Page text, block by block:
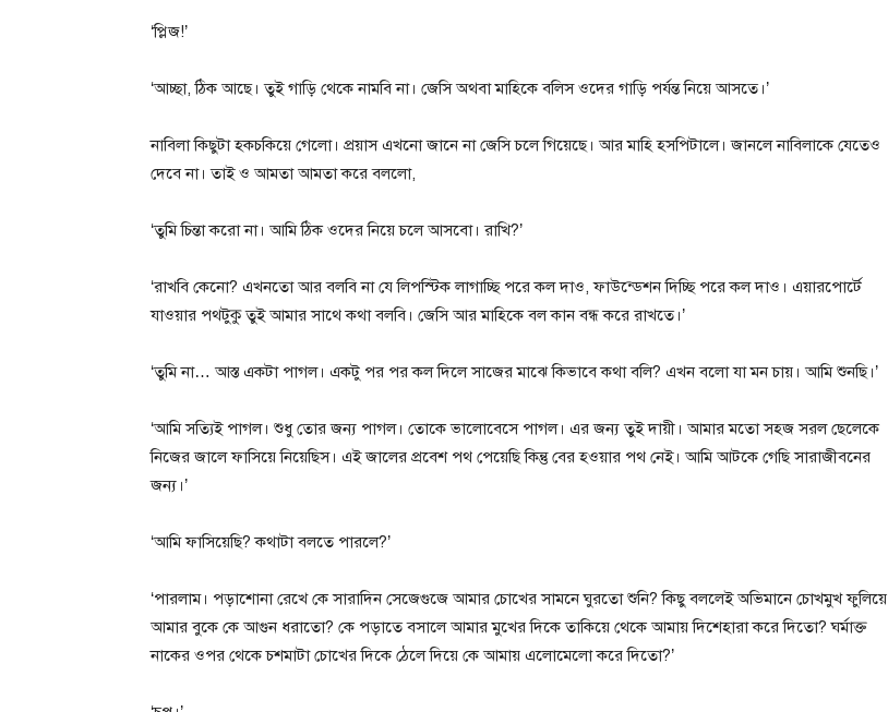
‘প্লিজ!’
‘আচ্ছা, ঠিক আছে। তুই গাড়ি থেকে নামবি না। জেসি অথবা মাহিকে বলিস ওদের গাড়ি পর্যন্ত নিয়ে আসতে।’
নাবিলা কিছুটা হকচকিয়ে গেলো। প্রয়াস এখনো জানে না জেসি চলে গিয়েছে। আর মাহি হসপিটালে। জানলে নাবিলাকে যেতেও
দেবে না। তাই ও আমতা আমতা করে বললো,
‘তুমি চিন্তা করো না। আমি ঠিক ওদের নিয়ে চলে আসবো। রাখি?’
‘রাখবি কেনো? এখনতো আর বলবি না যে লিপস্টিক লাগাচ্ছি পরে কল দাও, ফাউন্ডেশন দিচ্ছি পরে কল দাও। এয়ারপোর্টে
যাওয়ার পথটুকু তুই আমার সাথে কথা বলবি। জেসি আর মাহিকে বল কান বন্ধ করে রাখতে।’
‘তুমি না… আস্ত একটা পাগল। একটু পর পর কল দিলে সাজের মাঝে কিভাবে কথা বলি? এখন বলো যা মন চায়। আমি শুনছি।’
‘আমি সত্যিই পাগল। শুধু তোর জন্য পাগল। তোকে ভালোবেসে পাগল। এর জন্য তুই দায়ী। আমার মতো সহজ সরল ছেলেকে
নিজের জালে ফাসিয়ে নিয়েছিস। এই জালের প্রবেশ পথ পেয়েছি কিন্তু বের হওয়ার পথ নেই। আমি আটকে গেছি সারাজীবনের
জন্য।’
‘আমি ফাসিয়েছি? কথাটা বলতে পারলে?’
‘পারলাম। পড়াশোনা রেখে কে সারাদিন সেজেগুজে আমার চোখের সামনে ঘুরতো শুনি? কিছু বললেই অভিমানে চোখমুখ ফুলিয়ে
আমার বুকে কে আগুন ধরাতো? কে পড়াতে বসালে আমার মুখের দিকে তাকিয়ে থেকে আমায় দিশেহারা করে দিতো? ঘর্মাক্ত
নাকের ওপর থেকে চশমাটা চোখের দিকে ঠেলে দিয়ে কে আমায় এলোমেলো করে দিতো?’